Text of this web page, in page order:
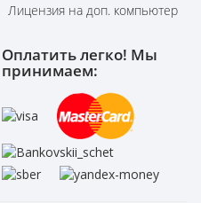
Лицензия на доп. компьютер
Оплатить легко! Мы
принимаем: